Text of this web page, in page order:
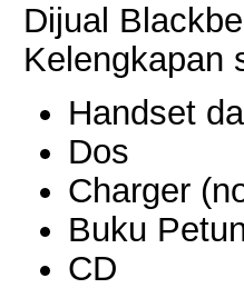
Dijual
Kelengkapan
Handset
Dos
Charger
Buku
CD